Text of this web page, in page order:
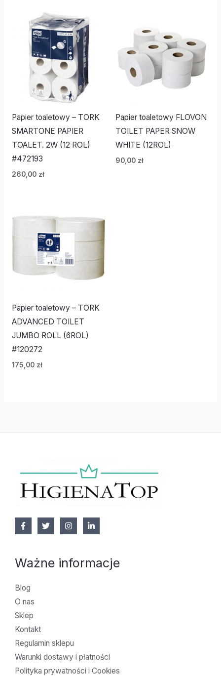
Papier toaletowy – TORK
SMARTONE PAPIER
TOALET. 2W (12 ROL)
#472193
260,00 zł
Papier toaletowy FLOVON
TOILET PAPER SNOW
WHITE (12ROL)
90,00 zł
Papier toaletowy – TORK
ADVANCED TOILET
JUMBO ROLL (6ROL)
#120272
175,00 zł
Ważne informacje
Blog
O nas
Sklep
Kontakt
Regulamin sklepu
Warunki dostawy i płatności
Polityka prywatności i Cookies